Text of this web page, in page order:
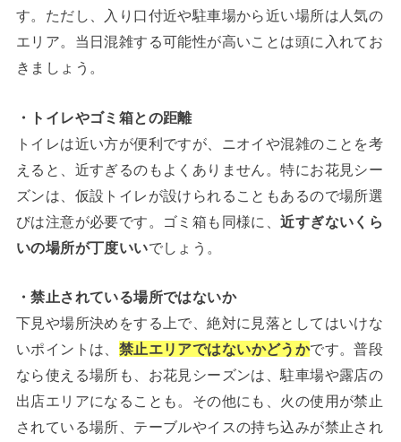
す。ただし、入り口付近や駐車場から近い場所は人気の
エリア。当日混雑する可能性が高いことは頭に入れてお
きましょう。
・トイレやゴミ箱との距離
トイレは近い方が便利ですが、ニオイや混雑のことを考
えると、近すぎるのもよくありません。特にお花見シー
ズンは、仮設トイレが設けられることもあるので場所選
びは注意が必要です。ゴミ箱も同様に、近すぎないくら
いの場所が丁度いいでしょう。
・禁止されている場所ではないか
下見や場所決めをする上で、絶対に見落としてはいけな
いポイントは、 禁止エリアではないかどうかです。普段
なら使える場所も、お花見シーズンは、駐車場や露店の
出店エリアになることも。その他にも、火の使用が禁止
されている場所、テーブルやイスの持ち込みが禁止され